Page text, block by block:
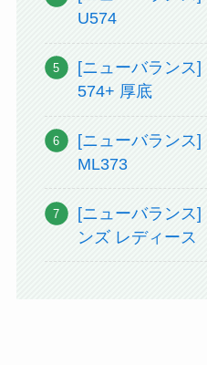
U574
[ニューバランス
574+ 厚底
[ニューバランス
ML373
[ニューバランス]
ンズ レディース